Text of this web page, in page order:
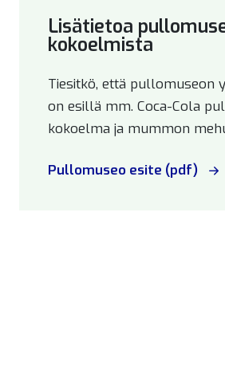
Lisätietoa
kokoelmista
Tiesitkö, että pullomuseon
on esillä mm. Coca-Cola
kokoelma ja mummon
Pullomuseo esite (pdf)